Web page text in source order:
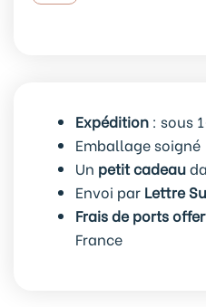
maille
amovibles
Automne
Expédition : sous
Emballage soigné
Un petit cadeau
Envoi par Lettre
Frais de ports
France